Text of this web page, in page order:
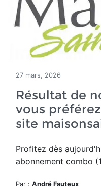
27 mars, 2026
Résultat de
vous
site
Profitez dès
abonnement combo
Par : André Fauteux